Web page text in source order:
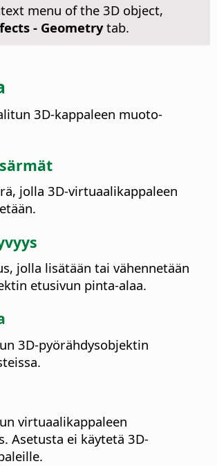
menu of the 3D object,
- Geometrytab.
3D-kappaleen muoto-
jolla 3D-virtuaalikappaleen
jolla lisätään tai vähennetään
etusivun pinta-alaa.
3D-pyörähdysobjektin
virtuaalikappaleen
Asetusta ei käytetä 3D-